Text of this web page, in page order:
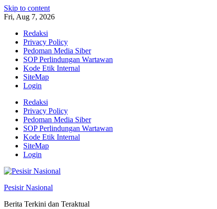
Skip to content
Fri, Aug 7, 2026
Redaksi
Privacy Policy
Pedoman Media Siber
SOP Perlindungan Wartawan
Kode Etik Internal
SiteMap
Login
Redaksi
Privacy Policy
Pedoman Media Siber
SOP Perlindungan Wartawan
Kode Etik Internal
SiteMap
Login
Pesisir Nasional
Berita Terkini dan Teraktual